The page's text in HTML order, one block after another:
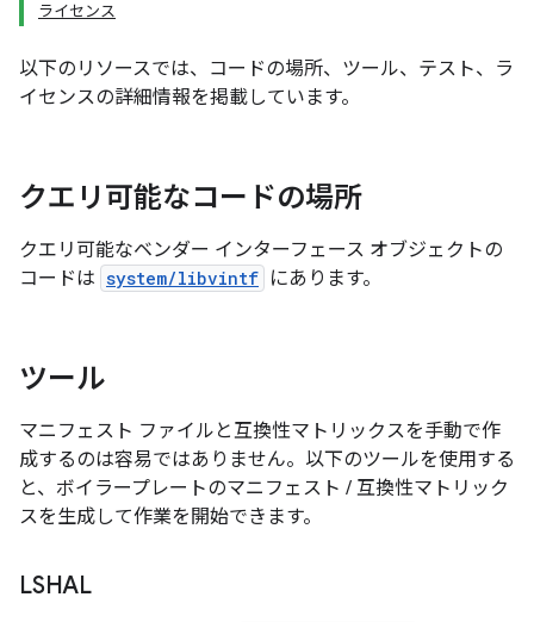
ライセンス
以下のリソースでは、コードの場所、ツール、テスト、ラ
イセンスの詳細情報を掲載しています。
クエリ可能なコードの場所
クエリ可能なベンダー インターフェース オブジェクトの
コードは system/libvintf にあります。
ツール
マニフェスト ファイルと互換性マトリックスを手動で作
成するのは容易ではありません。以下のツールを使用する
と、ボイラープレートのマニフェスト / 互換性マトリック
スを生成して作業を開始できます。
LSHAL